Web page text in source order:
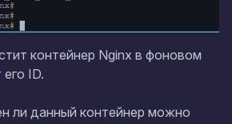
контейнер Nginx в фоновом
ID.
ли данный контейнер можно